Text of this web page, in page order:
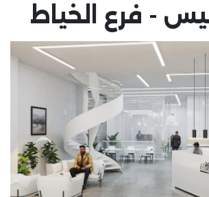
- فرع الخياط